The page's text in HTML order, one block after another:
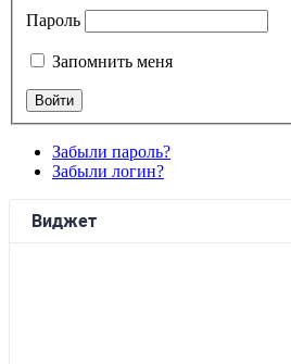
Пароль
Запомнить меня
Забыли пароль?
Забыли логин?